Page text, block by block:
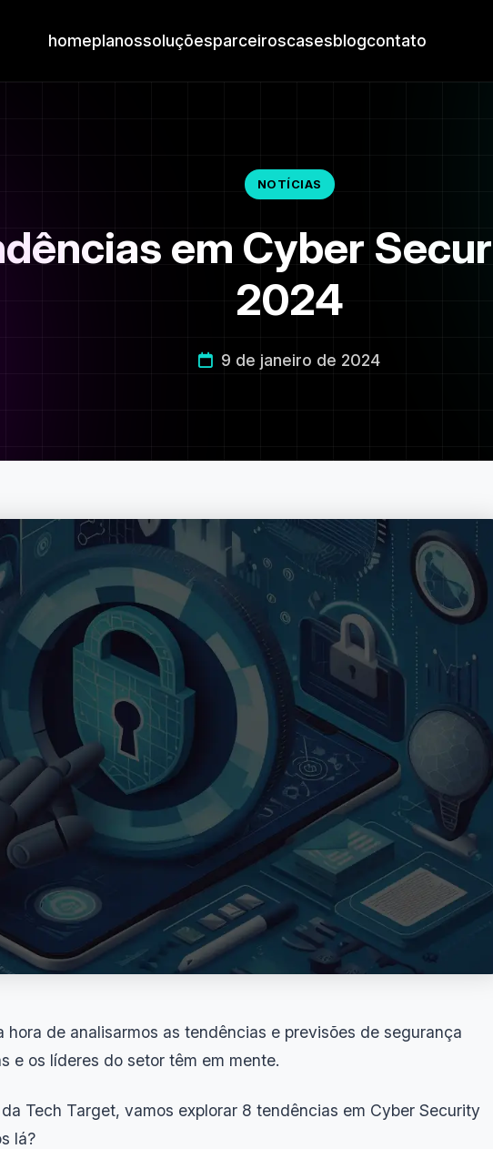
homeplanossoluçõesparceiroscasesblogcontato
NOTÍCIAS
em Cyber
2024
9 de janeiro de 2024
hora de analisarmos as tendências e previsões de segurança
e os líderes do setor têm em mente.
Tech Target, vamos explorar 8 tendências em Cyber Security
lá?